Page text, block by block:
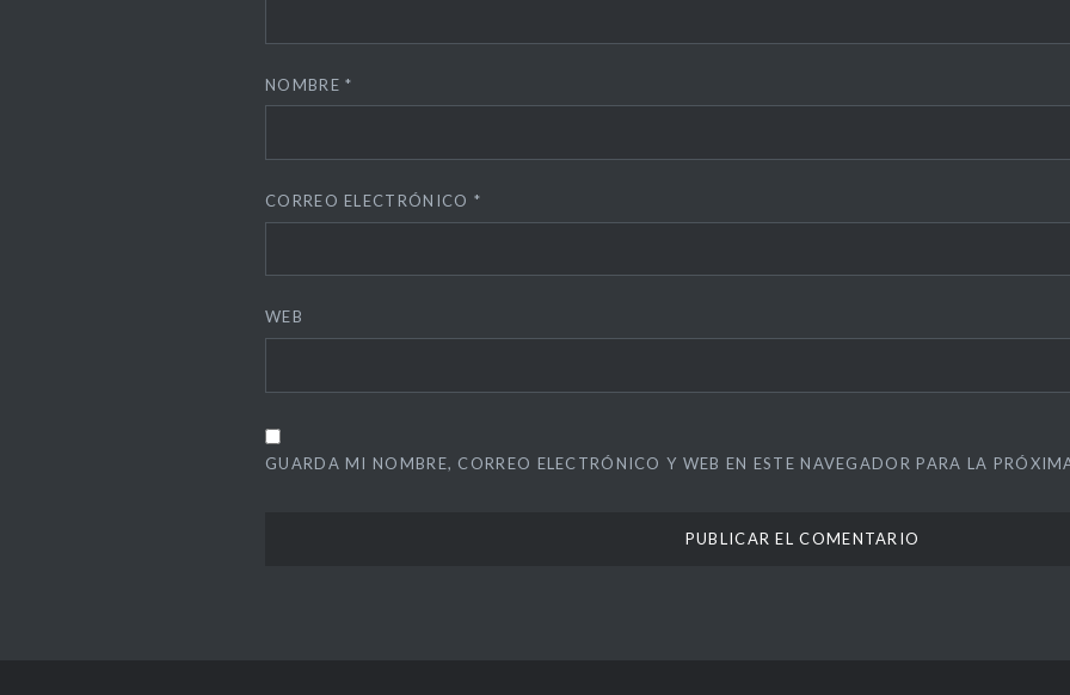
NOMBRE*
CORREO ELECTRÓNICO *
WEB
GUARDA MI NOMBRE, CORREO ELECTRÓNICO Y WEB EN ESTE NAVEGADOR PARA LA